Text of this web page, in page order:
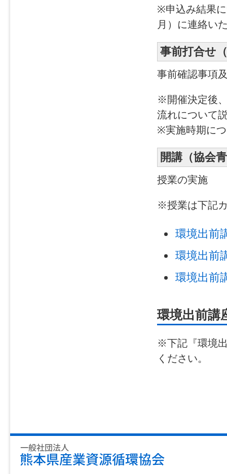
※申込み結果
月）に連絡い
事前打合せ
事前確認事項
※開催決定後
流れについて
※実施時期に
開講（協会
授業の実施
※授業は下記
環境出前
環境出前
環境出前
環境出前講
※下記『環境
ください。